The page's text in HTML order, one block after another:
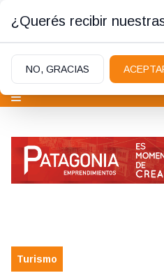
Turismo
¿Querés recibir
NO, GRACIAS